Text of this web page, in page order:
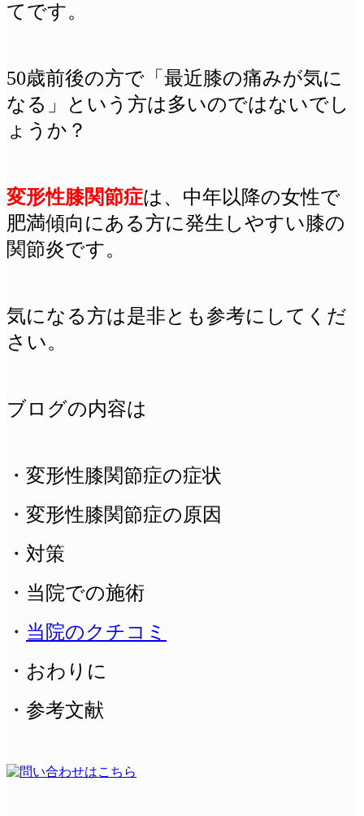
てです。
50歳前後の方で「最近膝の痛みが気に
なる」という方は多いのではないでし
ょうか？
変形性膝関節症は、中年以降の女性で
肥満傾向にある方に発生しやすい膝の
関節炎です。
気になる方は是非とも参考にしてくだ
さい。
ブログの内容は
・変形性膝関節症の症状
・変形性膝関節症の原因
・対策
・当院での施術
・ 当院のクチコミ
・おわりに
・参考文献